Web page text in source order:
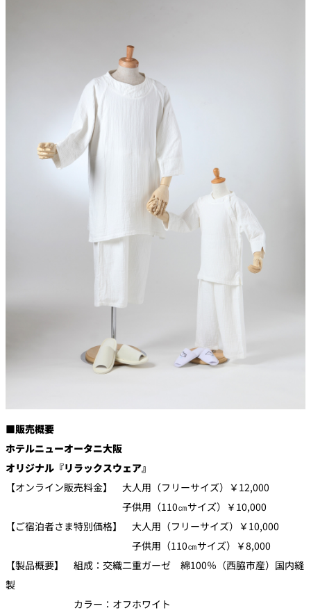
■販売概要
ホテルニューオータニ大阪
オリジナル『リラックスウェア』
【オンライン販売料金】 大人用（フリーサイズ）￥12,000
子供用（110㎝サイズ）￥10,000
【ご宿泊者さま特別価格】 大人用（フリーサイズ）￥10,000
子供用（110㎝サイズ）￥8,000
【製品概要】 組成：交織二重ガーゼ 綿100％（西脇市産）国内縫
製
カラー：オフホワイト